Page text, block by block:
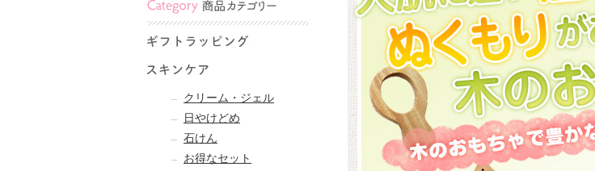
クリーム・ジェル
日やけどめ
石けん
お得なセット